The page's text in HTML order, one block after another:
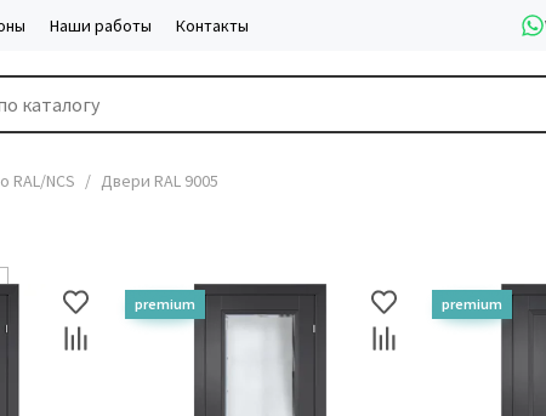
Наши работы Контакты
RAL/NCS Двери RAL 9005